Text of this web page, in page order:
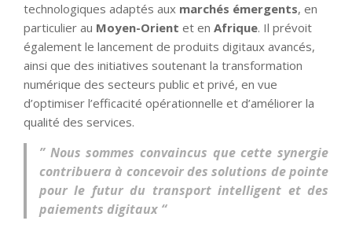
technologiques adaptés aux marchés émergents, en
particulier au Moyen-Orient et en Afrique. Il prévoit
également le lancement de produits digitaux avancés,
ainsi que des initiatives soutenant la transformation
numérique des secteurs public et privé, en vue
d’optimiser l’efficacité opérationnelle et d’améliorer la
qualité des services.
” Nous sommes convaincus que cette synergie
contribuera à concevoir des solutions de pointe
pour le futur du transport intelligent et des
paiements digitaux “